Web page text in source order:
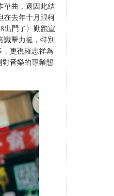
單曲，還因此結
在去年十月跟柯
出門了〉勤跑宣
識擊力挺，特別
更視羅志祥為
對音樂的專業態